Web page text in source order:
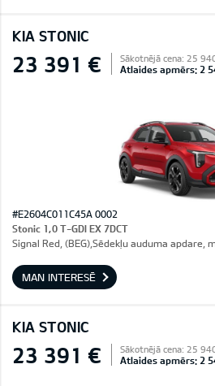
KIA STONIC
23 391 € Sākotnējā cena: 25
Atlaides apmērs: 2
#E2604C011C45A 0002
Stonic 1,0 T-GDI EX 7DCT
Signal Red, (BEG),Sēdekļu auduma apdare,
MAN INTERESĒ
KIA STONIC
23 391 € Sākotnējā cena: 25
Atlaides apmērs: 2